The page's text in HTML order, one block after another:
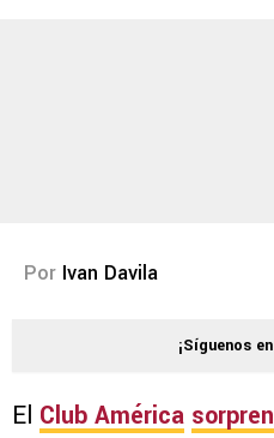
Por Ivan Davila
¡Síguenos
El Club América